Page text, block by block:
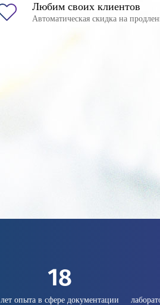
Любим своих клиентов
Автоматическая скидка на
18
лет опыта в сфере документации